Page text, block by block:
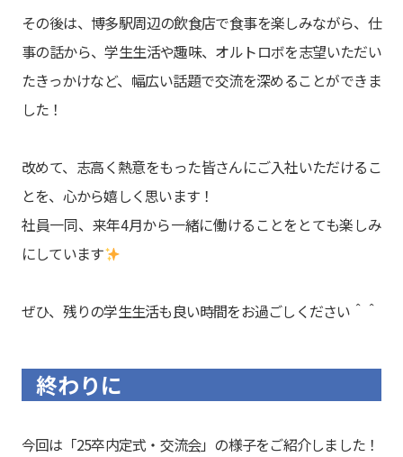
その後は、博多駅周辺の飲食店で食事を楽しみながら、仕
事の話から、学生生活や趣味、オルトロボを志望いただい
たきっかけなど、幅広い話題で交流を深めることができま
した！
改めて、志高く熱意をもった皆さんにご入社いただけるこ
とを、心から嬉しく思います！
社員一同、来年4月から一緒に働けることをとても楽しみ
にしています
ぜひ、残りの学生生活も良い時間をお過ごしください＾＾
終わりに
今回は「25卒内定式・交流会」の様子をご紹介しました！